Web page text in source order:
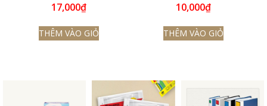
17,000₫
THÊM VÀO GIỎ
10,000₫
THÊM VÀO GIỎ